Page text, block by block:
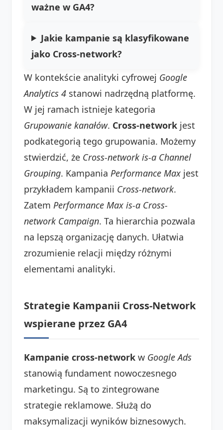
ważne w GA4?
Jakie kampanie są klasyfikowane
jako Cross-network?
W kontekście analityki cyfrowej Google
Analytics 4 stanowi nadrzędną platformę.
W jej ramach istnieje kategoria
Grupowanie kanałów. Cross-network jest
podkategorią tego grupowania. Możemy
stwierdzić, że Cross-network is-a Channel
Grouping. Kampania Performance Max jest
przykładem kampanii Cross-network.
Zatem Performance Max is-a Cross-
network Campaign. Ta hierarchia pozwala
na lepszą organizację danych. Ułatwia
zrozumienie relacji między różnymi
elementami analityki.
Strategie Kampanii Cross-Network
wspierane przez GA4
Kampanie cross-network w Google Ads
stanowią fundament nowoczesnego
marketingu. Są to zintegrowane
strategie reklamowe. Służą do
maksymalizacji wyników biznesowych.